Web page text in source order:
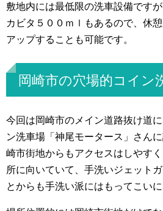
敷地内には最低限の洗車設備です
カビタ５００ｍｌもあるので、休
アップすることも可能です。
岡崎市の穴場的コイン
今回は岡崎市のメイン道路抜け道
ン洗車場「神尾モータース」さん
崎市街地からもアクセスはしやす
所に向いていて、手洗いジェット
とからも手洗い派にはもってこいに